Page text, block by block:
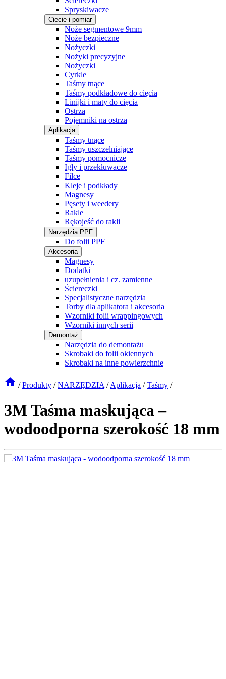
Spryskiwacze
Cięcie i pomiar
Noże segmentowe 9mm
Noże bezpieczne
Nożyczki
Nożyki precyzyjne
Nożyczki
Cyrkle
Taśmy tnące
Taśmy podkładowe do cięcia
Linijki i maty do cięcia
Ostrza
Pojemniki na ostrza
Aplikacja
Taśmy tnące
Taśmy uszczelniające
Taśmy pomocnicze
Igły i przekłuwacze
Filce
Kleje i podkłady
Magnesy
Pęsety i weedery
Rakle
Rękojeść do rakli
Narzędzia PPF
Do folii PPF
Akcesoria
Magnesy
Dodatki
uzupełnienia i cz. zamienne
Ściereczki
Specjalistyczne narzędzia
Torby dla aplikatora i akcesoria
Wzorniki folii wrappingowych
Wzorniki innych serii
Demontaż
Narzędzia do demontażu
Skrobaki do folii okiennych
Skrobaki na inne powierzchnie
/ Produkty / NARZĘDZIA / Aplikacja / Taśmy /
3M Taśma maskująca –
wodoodporna szerokość 18 mm